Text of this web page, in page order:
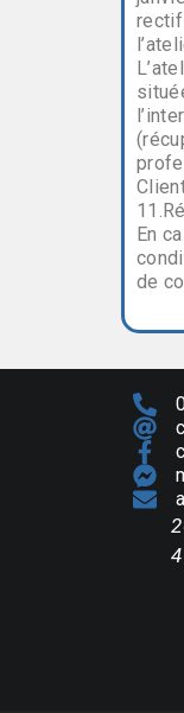
En
de